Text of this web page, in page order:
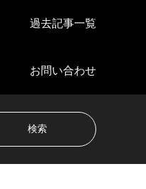
過去記事一覧
お問い合わせ